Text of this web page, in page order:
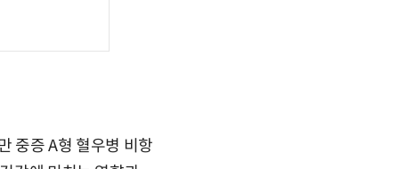
중증 A형 혈우병 비항